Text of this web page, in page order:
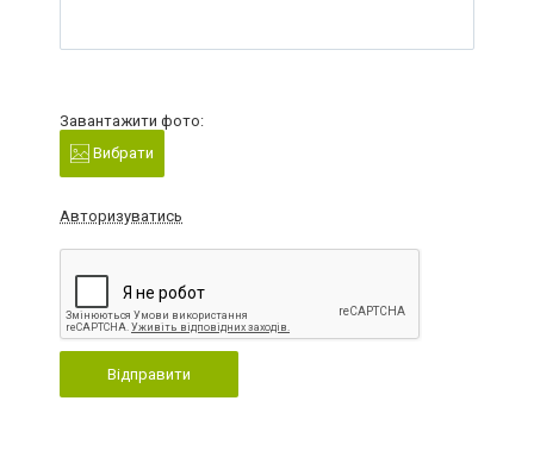
Завантажити фото:
Вибрати
Авторизуватись
Відправити